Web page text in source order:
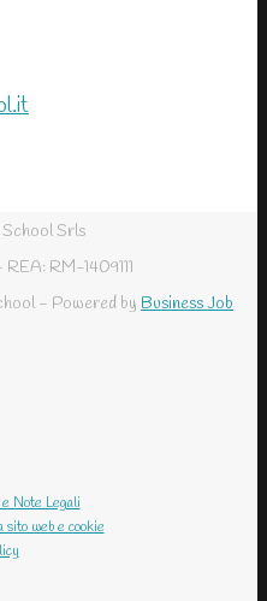
Srls
REA: RM-1409111
- Powered by Business Job
Note Legali
sito web e cookie